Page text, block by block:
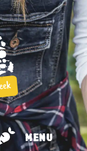
MENU